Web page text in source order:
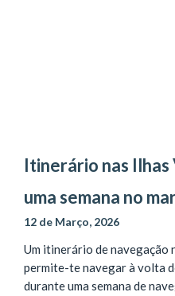
Itinerário nas
uma semana no
12 de Março, 2026
Um itinerário de navegação
permite-te navegar à volta
durante uma semana de